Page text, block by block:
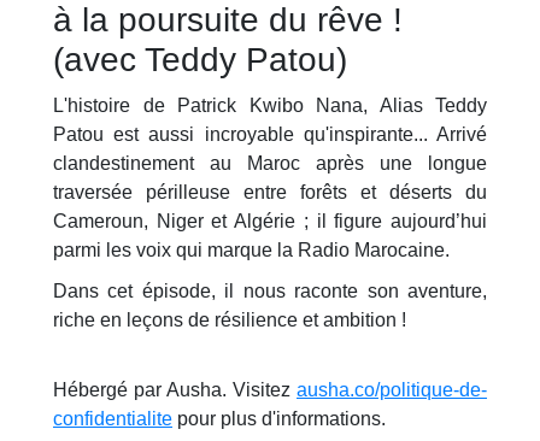
à la poursuite du rêve !
(avec Teddy Patou)
L'histoire de Patrick Kwibo Nana, Alias Teddy
Patou est aussi incroyable qu'inspirante... Arrivé
clandestinement au Maroc après une longue
traversée périlleuse entre forêts et déserts du
Cameroun, Niger et Algérie ; il figure aujourd’hui
parmi les voix qui marque la Radio Marocaine.
Dans cet épisode, il nous raconte son aventure,
riche en leçons de résilience et ambition !
Hébergé par Ausha. Visitez ausha.co/politique-de-
confidentialite pour plus d'informations.